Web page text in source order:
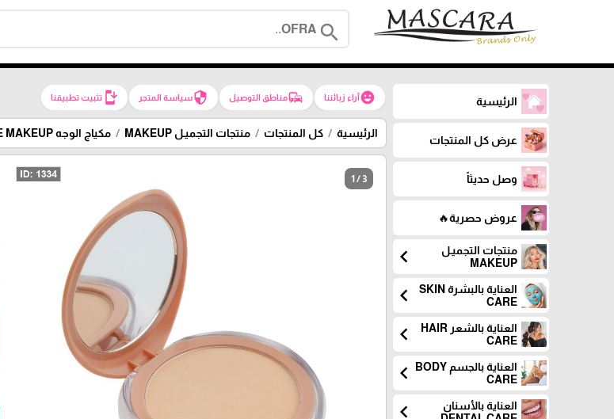
search
الرئيسية
عرض كل المنتجات
وصل حديثاً
عروض حصرية🔥
منتجات التجميـل
MAKEUP
chevron_left
العناية بالبشرة SKIN
CARE
chevron_left
العناية بالشعر HAIR
CARE
chevron_left
العناية بالجسم BODY
CARE
chevron_left
العناية بالأسنان
chevron_left
emoji_emotionsآراء زبائننا commuteمناطق التوصيل securityسياسة المتجر install_mobileتثبيت تطبيقنا
الرئيسية كل المنتجات منتجات التجميـل MAKEUP مكياج الوجه FACE MAKEUP
1 / 3